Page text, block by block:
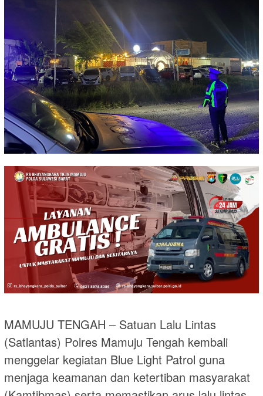
MAMUJU TENGAH – Satuan Lalu Lintas
(Satlantas) Polres Mamuju Tengah kembali
menggelar kegiatan Blue Light Patrol guna
menjaga keamanan dan ketertiban masyarakat